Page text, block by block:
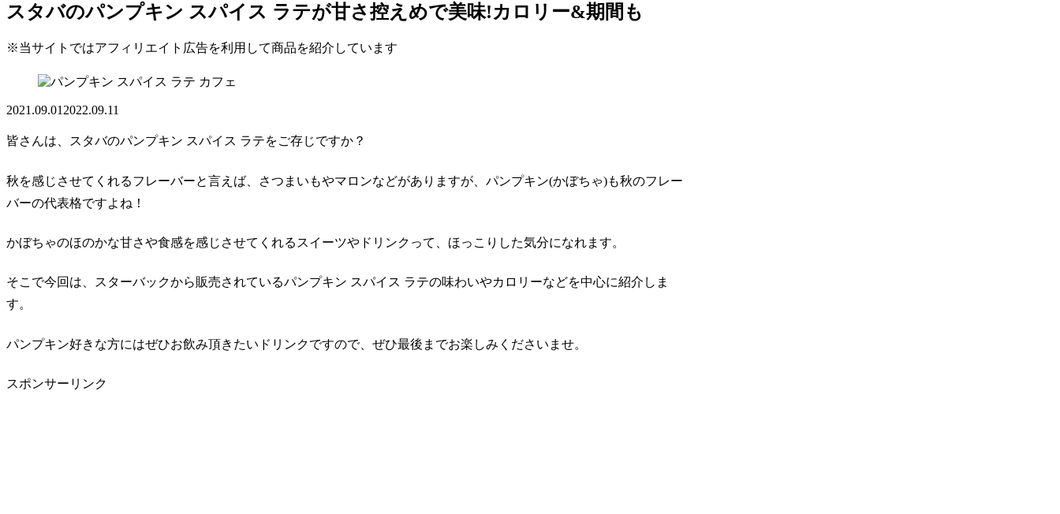
スタバのパンプキン スパイス ラテが甘さ控えめで美味!カロリー&期間も
※当サイトではアフィリエイト広告を利用して商品を紹介しています
カフェ
2021.09.01 2022.09.11
皆さんは、スタバのパンプキン スパイス ラテをご存じですか？
秋を感じさせてくれるフレーバーと言えば、さつまいもやマロンなどがありますが、パンプキン(かぼちゃ)も秋のフレー
バーの代表格ですよね！
かぼちゃのほのかな甘さや食感を感じさせてくれるスイーツやドリンクって、ほっこりした気分になれます。
そこで今回は、スターバックから販売されているパンプキン スパイス ラテの味わいやカロリーなどを中心に紹介しま
す。
パンプキン好きな方にはぜひお飲み頂きたいドリンクですので、ぜひ最後までお楽しみくださいませ。
スポンサーリンク